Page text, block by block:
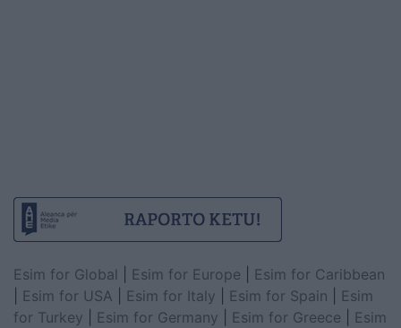
Esim for Global Esim for Europe
Esim for Caribbean
Esim for USA Esim for Italy Esim for Spain
Esim
for Turkey
Esim for Germany Esim for Greece
Esim